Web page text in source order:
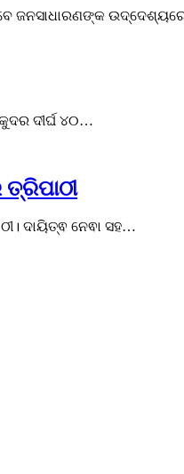
ଜନସାଧାରଣଙ୍କ
ଦୀର୍ଘ ୪୦…
ଦାୟିତ୍ଵ ନେଵା ସହ…